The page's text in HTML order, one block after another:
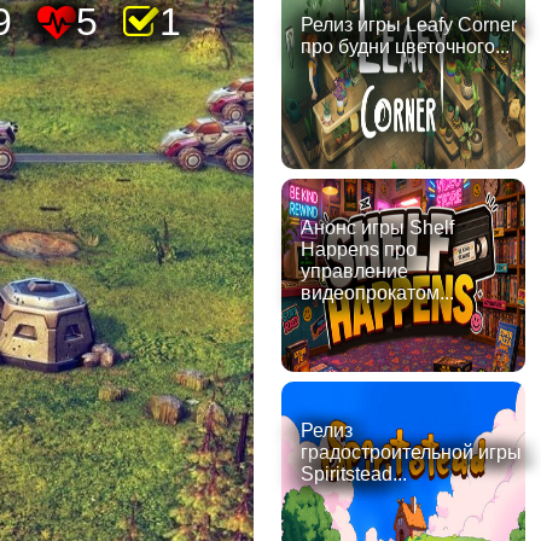
5 1
Релиз игры Leafy Corner
про будни цветочного...
Анонс игры Shelf
Happens про
управление
видеопрокатом...
Релиз
градостроительной игры
Spiritstead...